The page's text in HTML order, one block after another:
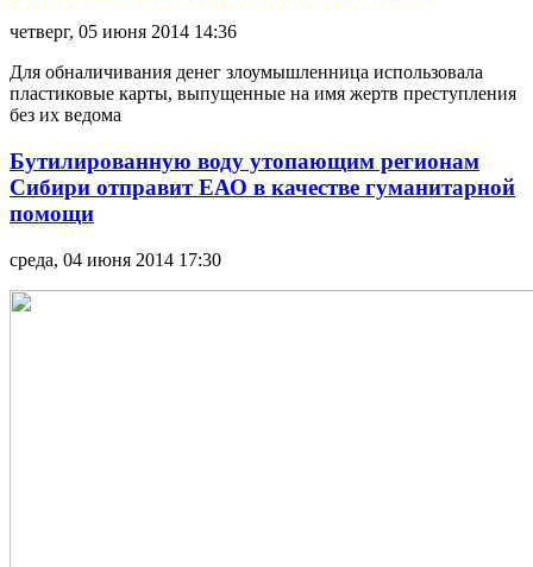
четверг, 05 июня 2014 14:36
Для обналичивания денег злоумышленница использовала
пластиковые карты, выпущенные на имя жертв преступления
без их ведома
Бутилированную воду утопающим регионам
Сибири отправит ЕАО в качестве гуманитарной
помощи
среда, 04 июня 2014 17:30